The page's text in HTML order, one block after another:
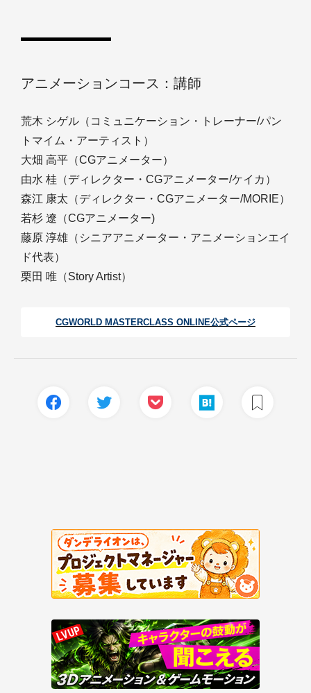
アニメーションコース：講師
荒木 シゲル（コミュニケーション・トレーナー/パン
トマイム・アーティスト）
大畑 高平（CGアニメーター）
由水 桂（ディレクター・CGアニメーター/ケイカ）
森江 康太（ディレクター・CGアニメーター/MORIE）
若杉 遼（CGアニメーター)
藤原 淳雄（シニアアニメーター・アニメーションエイ
ド代表）
栗田 唯（Story Artist）
CGWORLD MASTERCLASS ONLINE公式ページ